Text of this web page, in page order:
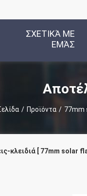
ΣΧΕΤΙΚΆ ΜΕ
ΕΜΆΣ
/ Προϊόντα / 77mm
κλειδιά [ 77mm solar